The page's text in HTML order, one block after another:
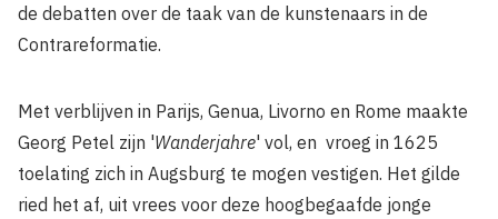
de debatten over de taak van de kunstenaars in de
Contrareformatie.
Met verblijven in Parijs, Genua, Livorno en Rome maakte
Georg Petel zijn 'Wanderjahre' vol, en vroeg in 1625
toelating zich in Augsburg te mogen vestigen. Het gilde
ried het af, uit vrees voor deze hoogbegaafde jonge